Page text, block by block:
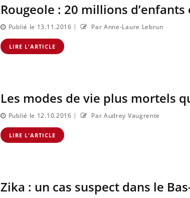
Rougeole : 20 millions
Publié le 13.11.2016 | Par Anne-Laure Lebrun
LIRE L'ARTICLE
Les modes de vie plus mortels
Publié le 12.10.2016 | Par Audrey Vaugrente
LIRE L'ARTICLE
Zika : un cas suspect dans le